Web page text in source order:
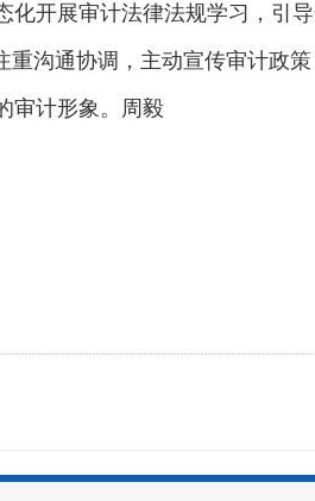
开展审计法律法规学习，引
沟通协调，主动宣传审计政
审计形象。周毅